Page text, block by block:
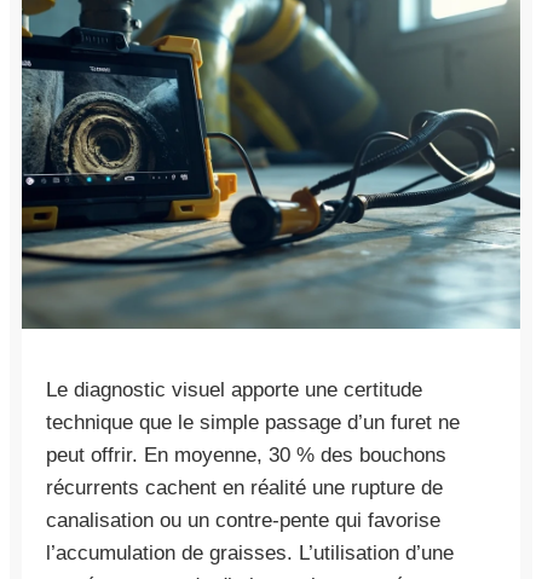
Le diagnostic visuel apporte une certitude
technique que le simple passage d’un furet ne
peut offrir. En moyenne, 30 % des bouchons
récurrents cachent en réalité une rupture de
canalisation ou un contre-pente qui favorise
l’accumulation de graisses. L’utilisation d’une